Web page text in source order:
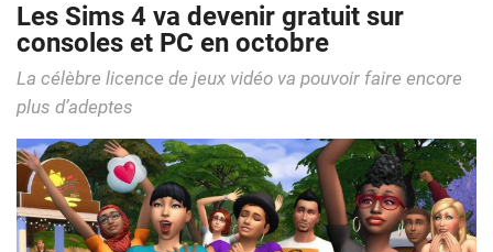
Les Sims 4 va devenir gratuit sur
consoles et PC en octobre
La célèbre licence de jeux vidéo va pouvoir faire encore
plus d’adeptes